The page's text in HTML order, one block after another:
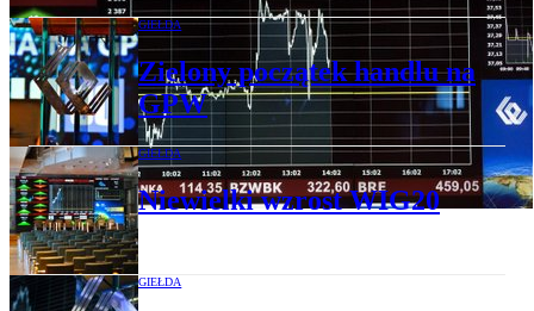
GIEŁDA
Zielony początek handlu na
GPW
GIEŁDA
Niewielki wzrost WIG20
GIEŁDA